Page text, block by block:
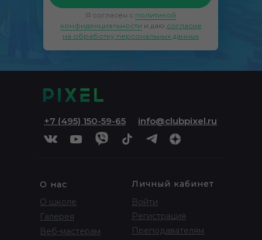
Я согласен с политикой
конфиденциальности и даю согласие
на обработку персональных данных
О нас Личный кабинет
+7 (495) 150-59-65 info@clubpixel.ru
О школе
Галерея
Веб-мастерам
Войти
Регистрация
Преподавателям